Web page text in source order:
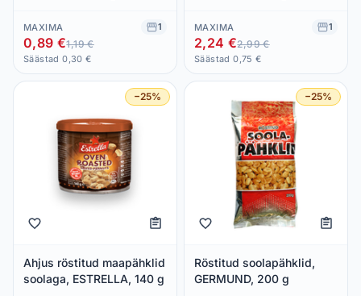
MAXIMA 1
0,89 €1,19 €
Säästad 0,30 €
MAXIMA 1
2,24 €2,99 €
Säästad 0,75 €
−25%
Ahjus röstitud maapähklid
soolaga, ESTRELLA, 140 g
−25%
Röstitud soolapähklid,
GERMUND, 200 g